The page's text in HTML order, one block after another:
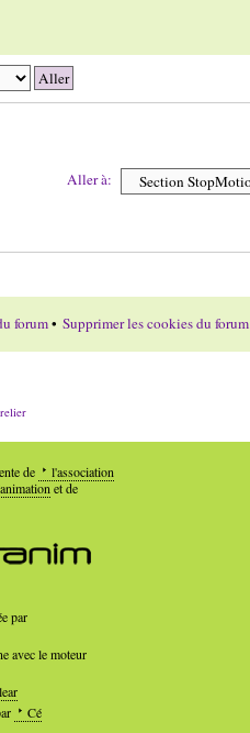
Aller à:
forum• Supprimer les cookies du forum
de
l'association
et de
par
avec le moteur
Cé